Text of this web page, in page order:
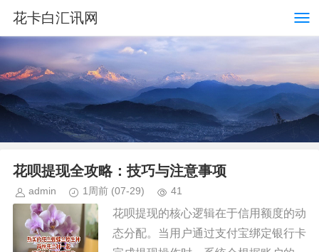
花卡白汇讯网
花呗提现全攻略：技巧与注意事项
admin 1周前 (07-29) 41
花呗提现的核心逻辑在于信用额度的动
态分配。当用户通过支付宝绑定银行卡